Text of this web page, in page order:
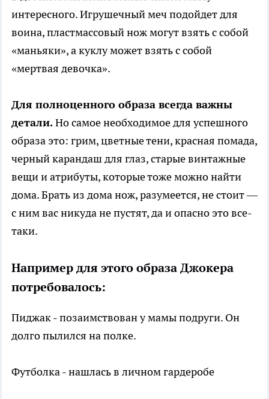
интересного. Игрушечный меч подойдет для
воина, пластмассовый нож могут взять с собой
«маньяки», а куклу может взять с собой
«мертвая девочка».
Для полноценного образа всегда важны
детали.Но самое необходимое для успешного
образа это: грим, цветные тени, красная помада,
черный карандаш для глаз, старые винтажные
вещи и атрибуты, которые тоже можно найти
дома. Брать из дома нож, разумеется, не стоит —
с ним вас никуда не пустят, да и опасно это все-
таки.
Например для этого образа Джокера
потребовалось:
Пиджак - позаимствован у мамы подруги. Он
долго пылился на полке.
Футболка - нашлась в личном гардеробе